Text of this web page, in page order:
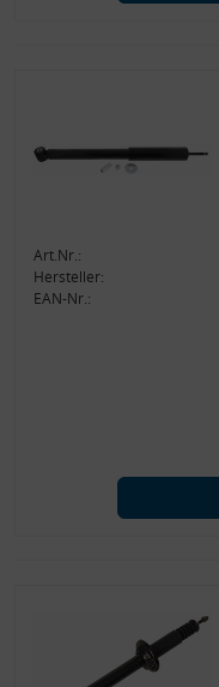
Art.Nr.:
Hersteller:
EAN-Nr.: